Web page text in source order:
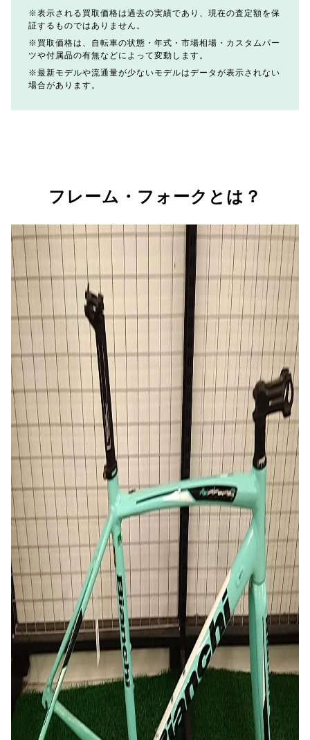
表示される買取価格は過去の実績であり、現在の査定額を保
証するものではありません。
買取価格は、自転車の状態・年式・市場相場・カスタムパー
ツや付属品の有無などによって変動します。
最新モデルや流通量が少ないモデルはデータが表示されない
場合があります。
フレーム・フォークとは？